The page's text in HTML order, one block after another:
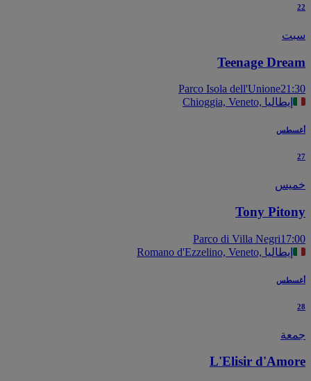
Teenage
Parco Isola dell'Unione
Chioggia, Veneto, إيطاليا
Tony
Parco di Villa Negri
Romano d'Ezzelino, Veneto, إيطاليا
L'Elisir